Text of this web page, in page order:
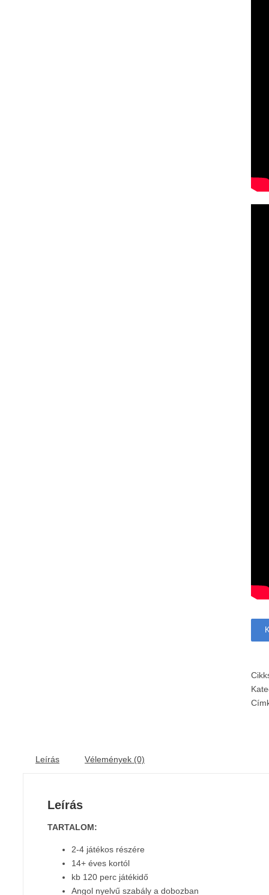
Leírás Vélemények (0)
Leírás
TARTALOM:
2-4 játékos részére
14+ éves kortól
kb 120 perc játékidő
Angol nyelvű szabály a dobozban